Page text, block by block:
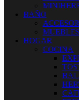
BAÑO
HOGAR
COCINA